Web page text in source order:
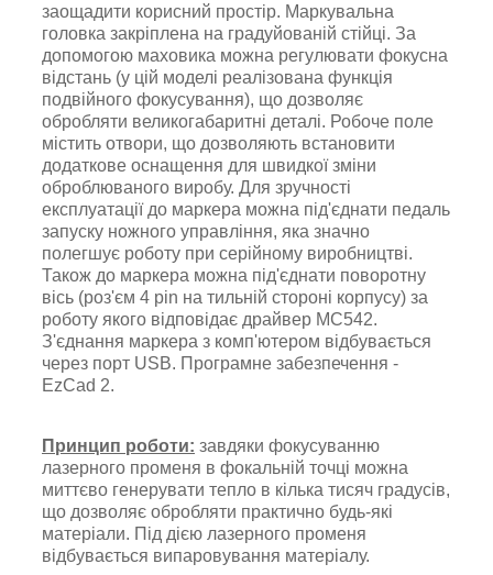
заощадити корисний простір. Маркувальна
головка закріплена на градуйованій стійці. За
допомогою маховика можна регулювати фокусна
відстань (у цій моделі реалізована функція
подвійного фокусування), що дозволяє
обробляти великогабаритні деталі. Робоче поле
містить отвори, що дозволяють встановити
додаткове оснащення для швидкої зміни
оброблюваного виробу. Для зручності
експлуатації до маркера можна під'єднати педаль
запуску ножного управління, яка значно
полегшує роботу при серійному виробництві.
Також до маркера можна під'єднати поворотну
вісь (роз'єм 4 pin на тильній стороні корпусу) за
роботу якого відповідає драйвер MC542.
З'єднання маркера з комп'ютером відбувається
через порт USB. Програмне забезпечення -
EzCad 2.
Принцип роботи: завдяки фокусуванню
лазерного променя в фокальній точці можна
миттєво генерувати тепло в кілька тисяч градусів,
що дозволяє обробляти практично будь-які
матеріали. Під дією лазерного променя
відбувається випаровування матеріалу.